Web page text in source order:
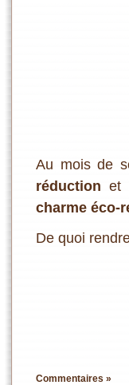
Au mois de
réduction et
charme éco-
De quoi
Commentaires »